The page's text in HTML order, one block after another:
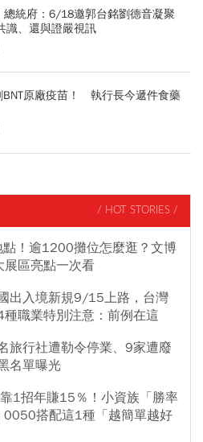
總統府：6/18邀郭台銘劉德音凝聚
識、還與證嚴視訊
BNT原廠疫苗！ 執行長今遞件食藥
/ HOT STORIES /
！逾1200攤位怎麼逛？文博
區亮點一次看
出入境新規9/15上路，台灣
職業特別注意：前例在這
旅行社遭勒令停業、9家遭廢
名單曝光
1招年賺15％！小資族「勝率
0050搭配這1種「越簡單越好